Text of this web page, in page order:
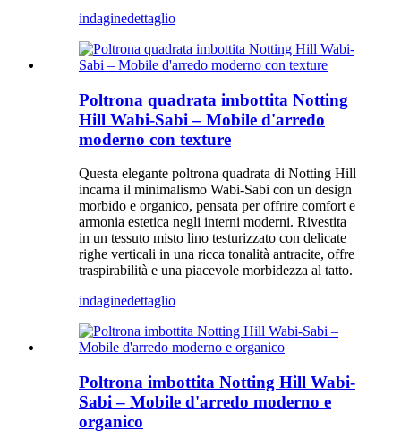
indaginedettaglio
Poltrona quadrata imbottita Notting
Hill Wabi-Sabi – Mobile d'arredo
moderno con texture
Questa elegante poltrona quadrata di Notting Hill
incarna il minimalismo Wabi-Sabi con un design
morbido e organico, pensata per offrire comfort e
armonia estetica negli interni moderni. Rivestita
in un tessuto misto lino testurizzato con delicate
righe verticali in una ricca tonalità antracite, offre
traspirabilità e una piacevole morbidezza al tatto.
indaginedettaglio
Poltrona imbottita Notting Hill Wabi-
Sabi – Mobile d'arredo moderno e
organico